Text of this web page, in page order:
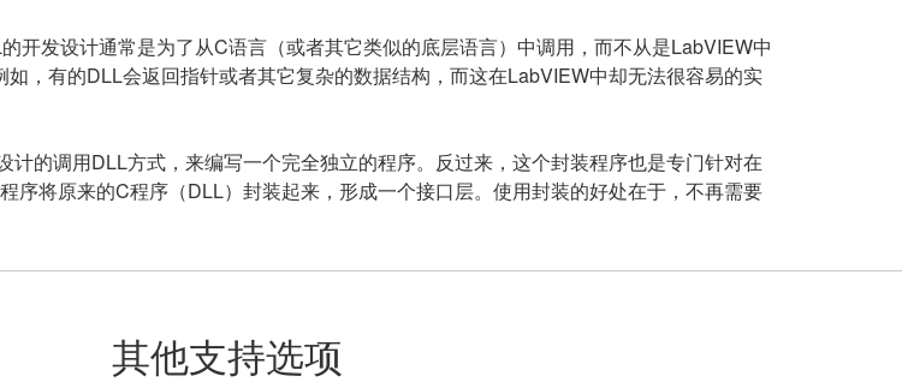
开发设计通常是为了从C语言（或者其它类似的底层语言）中调用，而不从是LabVIEW中
，有的DLL会返回指针或者其它复杂的数据结构，而这在LabVIEW中却无法很容易的实
的调用DLL方式，来编写一个完全独立的程序。反过来，这个封装程序也是专门针对在
序将原来的C程序（DLL）封装起来，形成一个接口层。使用封装的好处在于，不再需要
其他支持选项